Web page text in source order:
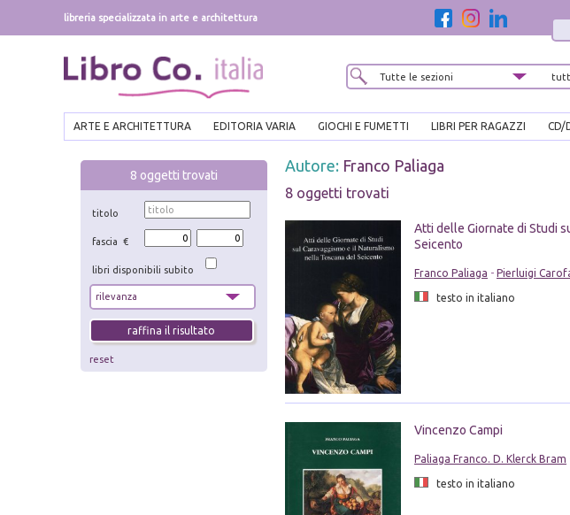
libreria specializzata in arte e architettura
ARTE E ARCHITETTURA EDITORIA VARIA GIOCHI E FUMETTI LIBRI PER RAGAZZI CD/
8 oggetti trovati
titolo
fascia €
libri disponibili subito
reset
Autore: Franco Paliaga
8 oggetti trovati
Atti delle Giornate di Studi
Seicento
Franco Paliaga - Pierluigi
testo in italiano
Vincenzo Campi
Paliaga Franco. D. Klerck Bram
testo in italiano